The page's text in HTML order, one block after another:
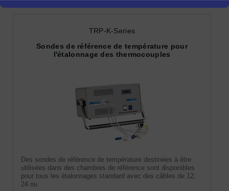
TRP-K-Series
Sondes de référence de température pour
l'étalonnage des thermocouples
Des sondes de référence de température destinées à être
utilisées dans des chambres de référence sont disponibles
pour tous les étalonnages standard avec des câbles de 12,
24 ou